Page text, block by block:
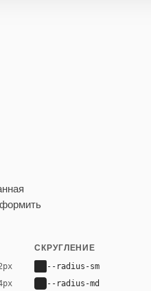
СКРУГЛЕНИЕ
--radius-sm
--radius-md